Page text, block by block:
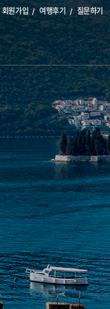
회원가입 여행후기 질문하기